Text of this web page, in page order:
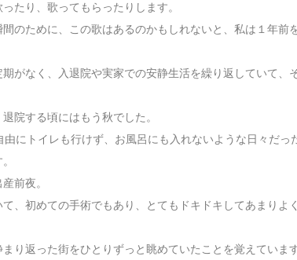
たり、歌ってもらったりします。
のために、この歌はあるのかもしれないと、私は１年前
がなく、入退院や実家での安静生活を繰り返していて、
院する頃にはもう秋でした。
にトイレも行けず、お風呂にも入れないような日々だっ
前夜。
、初めての手術でもあり、とてもドキドキしてあまりよ
り返った街をひとりずっと眺めていたことを覚えています